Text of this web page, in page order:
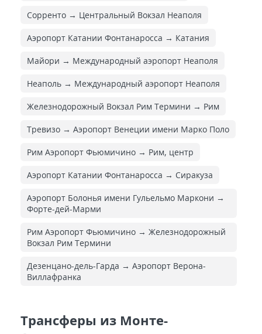
Сорренто → Центральный Вокзал Неаполя
Аэропорт Катании Фонтанаросса → Катания
Майори → Международный аэропорт Неаполя
Неаполь → Международный аэропорт Неаполя
Железнодорожный Вокзал Рим Термини → Рим
Тревизо → Аэропорт Венеции имени Марко Поло
Рим Аэропорт Фьюмичино → Рим, центр
Аэропорт Катании Фонтанаросса → Сиракуза
Аэропорт Болонья имени Гульельмо Маркони →
Форте-дей-Марми
Рим Аэропорт Фьюмичино → Железнодорожный
Вокзал Рим Термини
Дезенцано-дель-Гарда → Аэропорт Верона-
Виллафранка
Трансферы из Монте-